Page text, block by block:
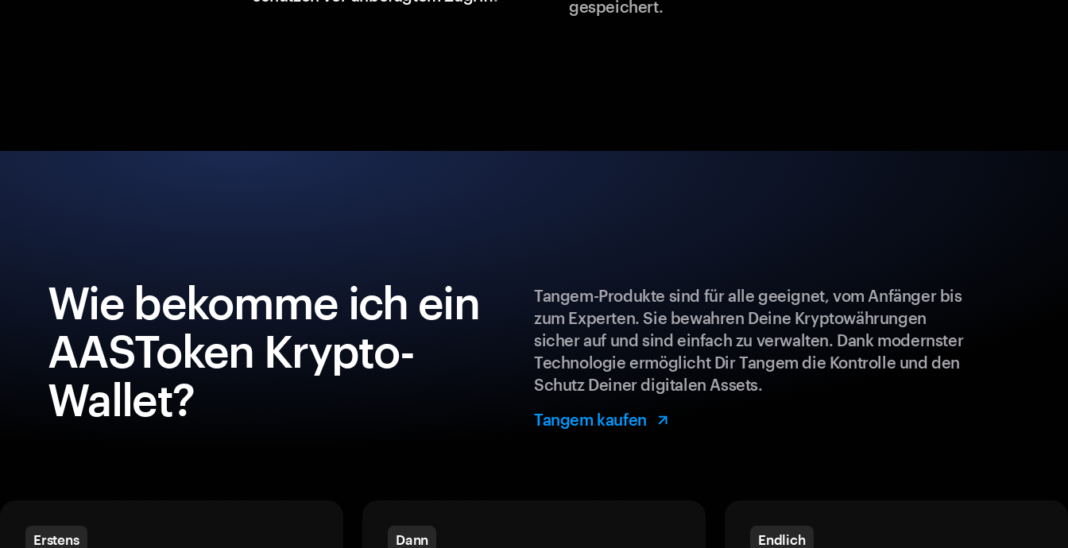
gespeichert.
Wie bekomme ich ein
AASToken Krypto-
Wallet?
Tangem-Produkte sind für alle geeignet, vom Anfänger bis
zum Experten. Sie bewahren Deine Kryptowährungen
sicher auf und sind einfach zu verwalten. Dank modernster
Technologie ermöglicht Dir Tangem die Kontrolle und den
Schutz Deiner digitalen Assets.
Tangem kaufen
Erstens Dann Endlich